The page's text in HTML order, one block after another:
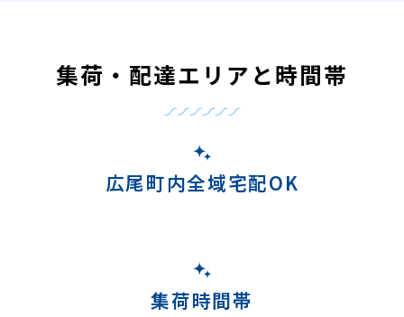
集荷・配達エリアと時間帯
広尾町内全域宅配OK
集荷時間帯